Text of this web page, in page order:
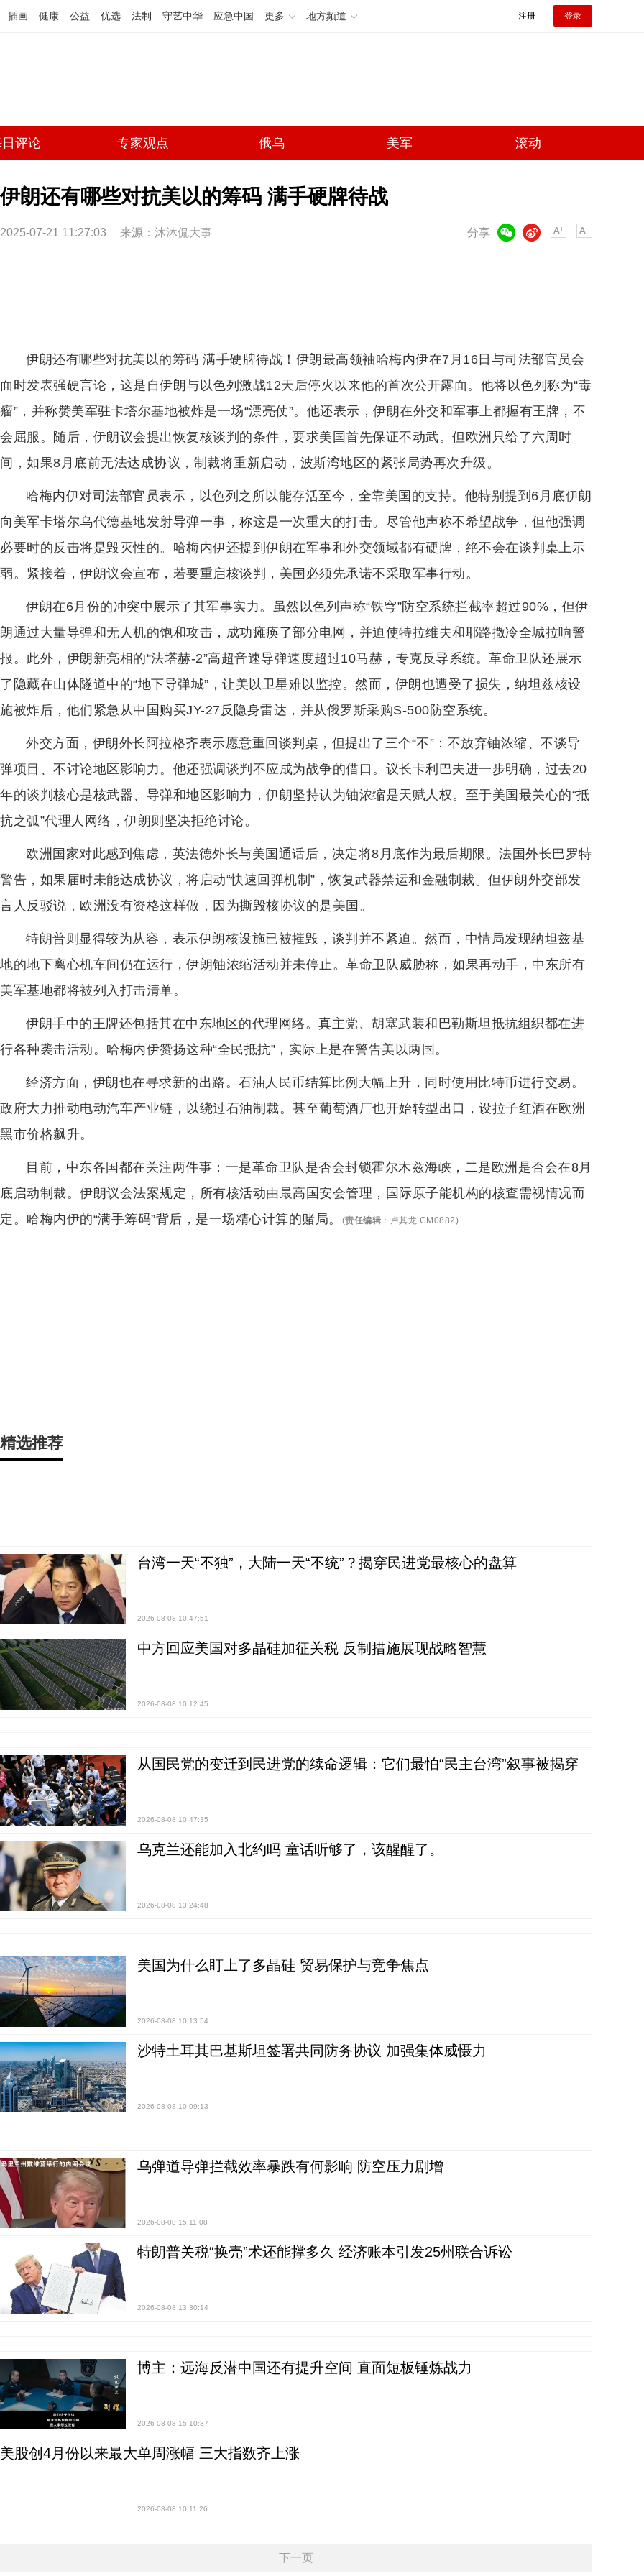
插画 健康 公益 优选 法制 守艺中华 应急中国 更多 地方频道 注册 登录
评论 专家观点 俄乌 美军 滚动
伊朗还有哪些对抗美以的筹码 满手硬牌待战
2025-07-21 11:27:03 来源： 沐沐侃大事 分享
微博
伊朗还有哪些对抗美以的筹码 满手硬牌待战！伊朗最高领袖哈梅内伊在7月16日与司法部官员会
面时发表强硬言论，这是自伊朗与以色列激战12天后停火以来他的首次公开露面。他将以色列称为“毒
瘤”，并称赞美军驻卡塔尔基地被炸是一场“漂亮仗”。他还表示，伊朗在外交和军事上都握有王牌，不
会屈服。随后，伊朗议会提出恢复核谈判的条件，要求美国首先保证不动武。但欧洲只给了六周时
间，如果8月底前无法达成协议，制裁将重新启动，波斯湾地区的紧张局势再次升级。
哈梅内伊对司法部官员表示，以色列之所以能存活至今，全靠美国的支持。他特别提到6月底伊朗
向美军卡塔尔乌代德基地发射导弹一事，称这是一次重大的打击。尽管他声称不希望战争，但他强调
必要时的反击将是毁灭性的。哈梅内伊还提到伊朗在军事和外交领域都有硬牌，绝不会在谈判桌上示
弱。紧接着，伊朗议会宣布，若要重启核谈判，美国必须先承诺不采取军事行动。
伊朗在6月份的冲突中展示了其军事实力。虽然以色列声称“铁穹”防空系统拦截率超过90%，但伊
朗通过大量导弹和无人机的饱和攻击，成功瘫痪了部分电网，并迫使特拉维夫和耶路撒冷全城拉响警
报。此外，伊朗新亮相的“法塔赫-2”高超音速导弹速度超过10马赫，专克反导系统。革命卫队还展示
了隐藏在山体隧道中的“地下导弹城”，让美以卫星难以监控。然而，伊朗也遭受了损失，纳坦兹核设
施被炸后，他们紧急从中国购买JY-27反隐身雷达，并从俄罗斯采购S-500防空系统。
外交方面，伊朗外长阿拉格齐表示愿意重回谈判桌，但提出了三个“不”：不放弃铀浓缩、不谈导
弹项目、不讨论地区影响力。他还强调谈判不应成为战争的借口。议长卡利巴夫进一步明确，过去20
年的谈判核心是核武器、导弹和地区影响力，伊朗坚持认为铀浓缩是天赋人权。至于美国最关心的“抵
抗之弧”代理人网络，伊朗则坚决拒绝讨论。
欧洲国家对此感到焦虑，英法德外长与美国通话后，决定将8月底作为最后期限。法国外长巴罗特
警告，如果届时未能达成协议，将启动“快速回弹机制”，恢复武器禁运和金融制裁。但伊朗外交部发
言人反驳说，欧洲没有资格这样做，因为撕毁核协议的是美国。
特朗普则显得较为从容，表示伊朗核设施已被摧毁，谈判并不紧迫。然而，中情局发现纳坦兹基
地的地下离心机车间仍在运行，伊朗铀浓缩活动并未停止。革命卫队威胁称，如果再动手，中东所有
美军基地都将被列入打击清单。
伊朗手中的王牌还包括其在中东地区的代理网络。真主党、胡塞武装和巴勒斯坦抵抗组织都在进
行各种袭击活动。哈梅内伊赞扬这种“全民抵抗”，实际上是在警告美以两国。
经济方面，伊朗也在寻求新的出路。石油人民币结算比例大幅上升，同时使用比特币进行交易。
政府大力推动电动汽车产业链，以绕过石油制裁。甚至葡萄酒厂也开始转型出口，设拉子红酒在欧洲
黑市价格飙升。
目前，中东各国都在关注两件事：一是革命卫队是否会封锁霍尔木兹海峡，二是欧洲是否会在8月
底启动制裁。伊朗议会法案规定，所有核活动由最高国安会管理，国际原子能机构的核查需视情况而
定。哈梅内伊的“满手筹码”背后，是一场精心计算的赌局。
(责任编辑 ： 卢其龙 CM0882)
精选推荐
台湾一天“不独”，大陆一天“不统”？揭穿民进党最核心的盘算
2026-08-08 10:47:51
中方回应美国对多晶硅加征关税 反制措施展现战略智慧
2026-08-08 10:12:45
从国民党的变迁到民进党的续命逻辑：它们最怕“民主台湾”叙事被揭穿
2026-08-08 10:47:35
乌克兰还能加入北约吗 童话听够了，该醒醒了。
2026-08-08 13:24:48
美国为什么盯上了多晶硅 贸易保护与竞争焦点
2026-08-08 10:13:54
沙特土耳其巴基斯坦签署共同防务协议 加强集体威慑力
2026-08-08 10:09:13
乌弹道导弹拦截效率暴跌有何影响 防空压力剧增
2026-08-08 15:11:08
特朗普关税“换壳”术还能撑多久 经济账本引发25州联合诉讼
2026-08-08 13:30:14
博主：远海反潜中国还有提升空间 直面短板锤炼战力
2026-08-08 15:10:37
美股创4月份以来最大单周涨幅 三大指数齐上涨
2026-08-08 10:11:26
下一页